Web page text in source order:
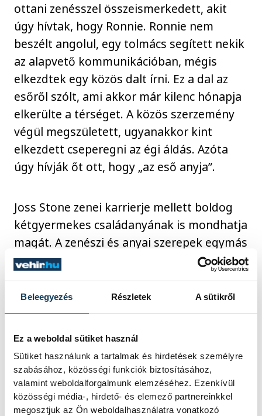
Beleegyezés Részletek A sütikről
Ez a weboldal sütiket használ
Sütiket használunk a tartalmak és hirdetések személyre
szabásához, közösségi funkciók biztosításához,
valamint weboldalforgalmunk elemzéséhez. Ezenkívül
közösségi média-, hirdető- és elemező partnereinkkel
megosztjuk az Ön weboldalhasználatra vonatkozó
ottani zenésszel összeismerkedett, akit
úgy hívtak, hogy Ronnie. Ronnie nem
beszélt angolul, egy tolmács segített nekik
az alapvető kommunikációban, mégis
elkezdtek egy közös dalt írni. Ez a dal az
esőről szólt, ami akkor már kilenc hónapja
elkerülte a térséget. A közös szerzemény
végül megszületett, ugyanakkor kint
elkezdett cseperegni az égi áldás. Azóta
úgy hívják őt ott, hogy „az eső anyja”.
Joss Stone zenei karrierje mellett boldog
kétgyermekes családanyának is mondhatja
magát. A zenészi és anyai szerepek egymás
mellettiségéről pedig úgy nyilatkozott,
számára mindig a családja lesz az első.
Habár folyamatosan dolgozik a
stúdiókban, turnékra jár, koncertezik, az
áldozatokat, amik a zenei karrierjét érintik.